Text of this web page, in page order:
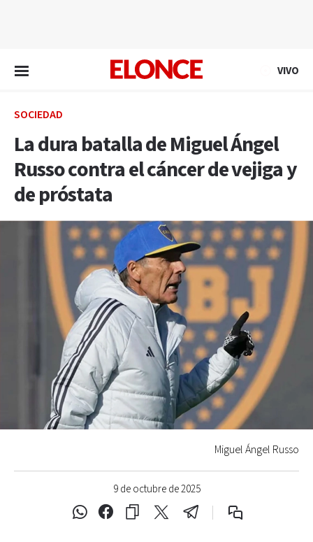
VIVO
SOCIEDAD
La dura batalla de Miguel Ángel
Russo contra el cáncer de vejiga y
de próstata
9 de octubre de 2025
Miguel Ángel Russo